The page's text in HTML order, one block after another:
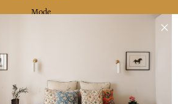
Mode
Livraison & retour
CGV